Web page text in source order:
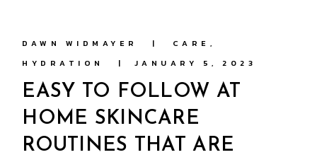
DAWN WIDMAYER
CARE
HYDRATION
JANUARY 5, 2023
EASY TO FOLLOW AT
HOME SKINCARE
ROUTINES THAT ARE